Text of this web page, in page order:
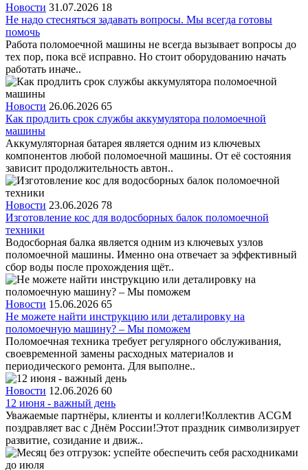
Новости 31.07.2026 18
Не надо стесняться задавать вопросы. Мы всегда готовы
помочь
Работа поломоечной машины не всегда вызывает вопросы до
тех пор, пока всё исправно. Но стоит оборудованию начать
работать иначе..
Новости 26.06.2026 65
Как продлить срок службы аккумулятора поломоечной
машины
Аккумуляторная батарея является одним из ключевых
компонентов любой поломоечной машины. От её состояния
зависит продолжительность автон..
Новости 23.06.2026 78
Изготовление кос для водосборных балок поломоечной
техники
Водосборная балка является одним из ключевых узлов
поломоечной машины. Именно она отвечает за эффективный
сбор воды после прохождения щёт..
Новости 15.06.2026 65
Не можете найти инструкцию или деталировку на
поломоечную машину? – Мы поможем
Поломоечная техника требует регулярного обслуживания,
своевременной замены расходных материалов и
периодического ремонта. Для выполне..
Новости 12.06.2026 60
12 июня - важный день
Уважаемые партнёры, клиенты и коллеги!Коллектив ACGM
поздравляет вас с Днём России!Этот праздник символизирует
развитие, созидание и движ..